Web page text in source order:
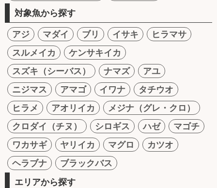
対象魚から探す
アジ マダイ ブリ イサキ
ヒラマサ
スルメイカ
ケンサキイカ
スズキ（シーバス）
ナマズ
アユ
ニジマス
アマゴ イワナ
タチウオ
ヒラメ
アオリイカ
メジナ（グレ・クロ）
クロダイ（チヌ）
シロギス ハゼ
マゴチ
ワカサギ
ヤリイカ マグロ
カツオ
ヘラブナ
ブラックバス
エリアから探す